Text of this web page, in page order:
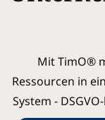
Mit TimO®
Ressourcen in
System -